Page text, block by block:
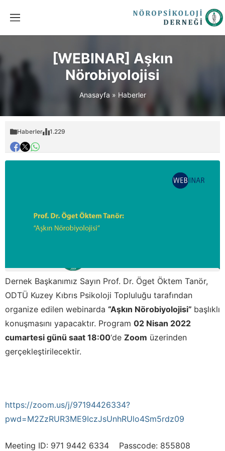
[WEBINAR] Aşkın
Nörobiyolojisi
Anasayfa » Haberler
Haberler 1.229
Dernek Başkanımız Sayın Prof. Dr. Öget Öktem Tanör,
ODTÜ Kuzey Kıbrıs Psikoloji Topluluğu tarafından
organize edilen webinarda “Aşkın Nörobiyolojisi” başlıklı
konuşmasını yapacaktır. Program 02 Nisan 2022
cumartesi günü saat 18:00‘de Zoom üzerinden
gerçekleştirilecektir.
https://zoom.us/j/97194426334?
pwd=M2ZzRUR3ME9IczJsUnhRUlo4Sm5rdz09
Meeting ID: 971 9442 6334 Passcode: 855808